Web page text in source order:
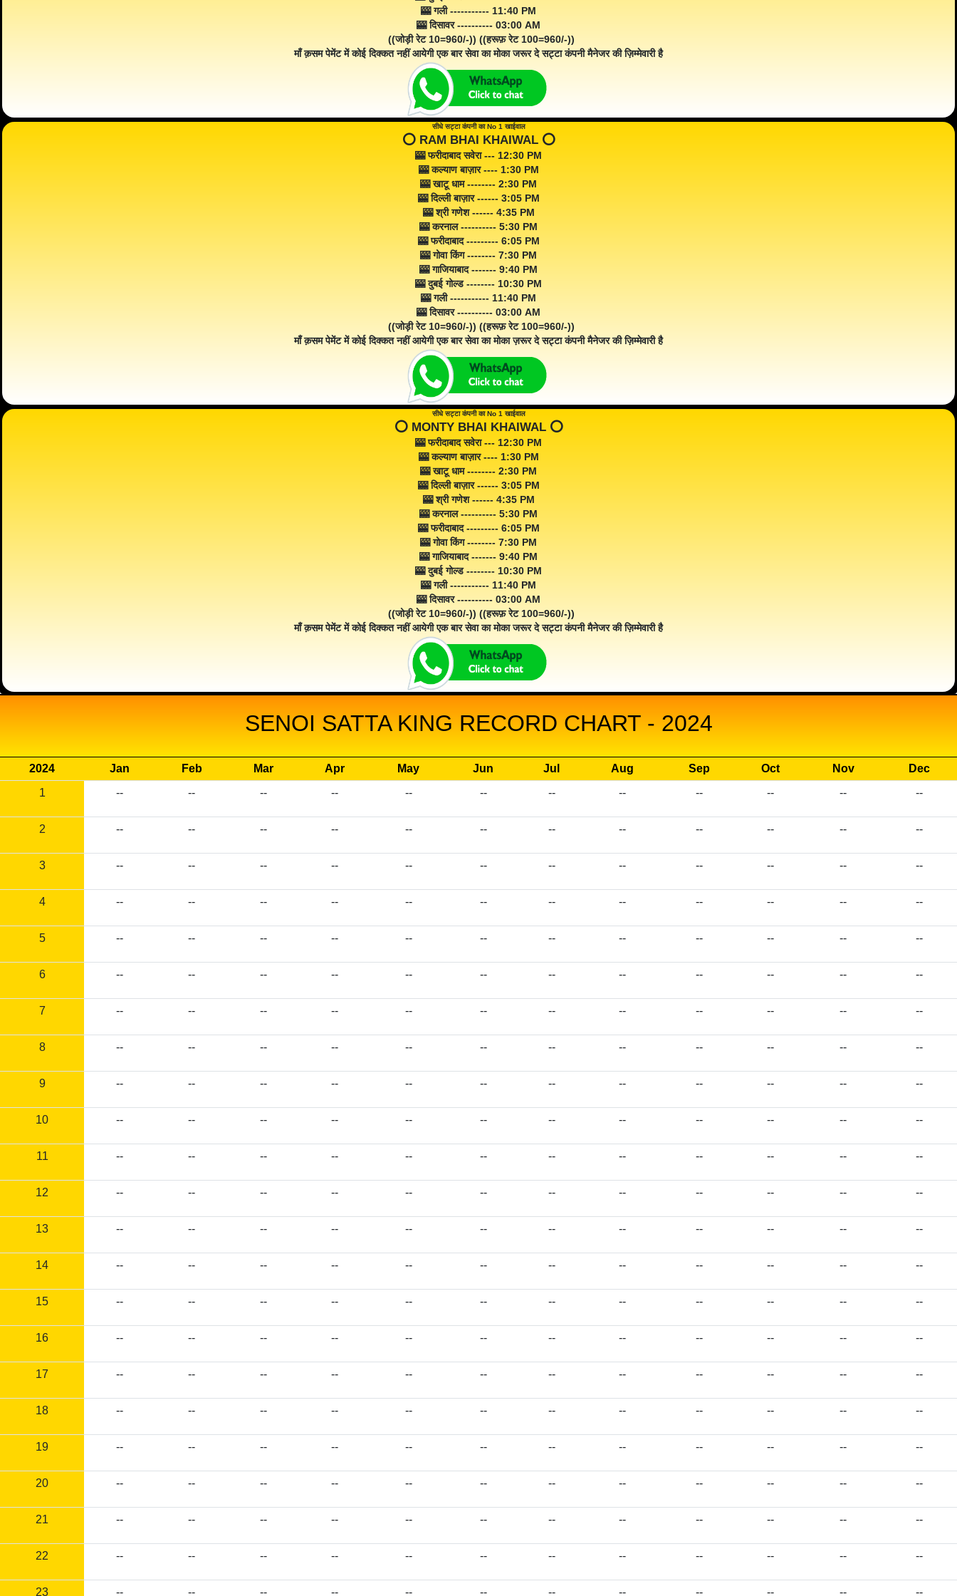
🎰 गली ----------- 11:40 PM
🎰 दिसावर ---------- 03:00 AM
((जोड़ी रेट 10=960/-)) ((हरूफ़ रेट 100=960/-))
माँ क़सम पेमेंट में कोई दिक्कत नहीं आयेगी एक बार सेवा का मोका जरूर दे सट्टा कंपनी मैनेजर की ज़िम्मेवारी है
सीधे सट्टा कंपनी का No 1 खाईवाल
⭕️ RAM BHAI KHAIWAL ⭕️
🎰 फरीदाबाद सवेरा --- 12:30 PM
🎰 कल्याण बाज़ार ---- 1:30 PM
🎰 खाटू धाम -------- 2:30 PM
🎰 दिल्ली बाज़ार ------ 3:05 PM
🎰 श्री गणेश ------ 4:35 PM
🎰 करनाल ---------- 5:30 PM
🎰 फरीदाबाद --------- 6:05 PM
🎰 गोवा किंग -------- 7:30 PM
🎰 गाजियाबाद ------- 9:40 PM
🎰 दुबई गोल्ड -------- 10:30 PM
🎰 गली ----------- 11:40 PM
🎰 दिसावर ---------- 03:00 AM
((जोड़ी रेट 10=960/-)) ((हरूफ़ रेट 100=960/-))
माँ क़सम पेमेंट में कोई दिक्कत नहीं आयेगी एक बार सेवा का मोका ज़रूर दे सट्टा कंपनी मैनेजर की ज़िम्मेवारी है
सीधे सट्टा कंपनी का No 1 खाईवाल
⭕️ MONTY BHAI KHAIWAL ⭕️
🎰 फरीदाबाद सवेरा --- 12:30 PM
🎰 कल्याण बाज़ार ---- 1:30 PM
🎰 खाटू धाम -------- 2:30 PM
🎰 दिल्ली बाज़ार ------ 3:05 PM
🎰 श्री गणेश ------ 4:35 PM
🎰 करनाल ---------- 5:30 PM
🎰 फरीदाबाद --------- 6:05 PM
🎰 गोवा किंग -------- 7:30 PM
🎰 गाजियाबाद ------- 9:40 PM
🎰 दुबई गोल्ड -------- 10:30 PM
🎰 गली ----------- 11:40 PM
🎰 दिसावर ---------- 03:00 AM
((जोड़ी रेट 10=960/-)) ((हरूफ़ रेट 100=960/-))
माँ क़सम पेमेंट में कोई दिक्कत नहीं आयेगी एक बार सेवा का मोका जरूर दे सट्टा कंपनी मैनेजर की ज़िम्मेवारी है
SENOI SATTA KING RECORD CHART - 2024
2024 Jan Feb Mar Apr May Jun Jul Aug Sep Oct Nov
Dec
1
-- -- -- -- -- -- -- -- -- -- -- --
2 -- -- -- -- -- -- -- -- -- -- -- --
3 -- -- -- -- -- -- -- -- -- -- -- --
4 -- -- -- -- -- -- -- -- -- -- -- --
5 -- -- -- -- -- -- -- -- -- -- -- --
6 -- -- -- -- -- -- -- -- -- -- -- --
7 -- -- -- -- -- -- -- -- -- -- -- --
8 -- -- -- -- -- -- -- -- -- -- -- --
9 -- -- -- -- -- -- -- -- -- -- -- --
10 -- -- -- -- -- -- -- -- -- -- -- --
11 -- -- -- -- -- -- -- -- -- -- -- --
12 -- -- -- -- -- -- -- -- -- -- -- --
13 -- -- -- -- -- -- -- -- -- -- -- --
14 -- -- -- -- -- -- -- -- -- -- -- --
15 -- -- -- -- -- -- -- -- -- -- -- --
16 -- -- -- -- -- -- -- -- -- -- -- --
17 -- -- -- -- -- -- -- -- -- -- -- --
18 -- -- -- -- -- -- -- -- -- -- -- --
19 -- -- -- -- -- -- -- -- -- -- -- --
20 -- -- -- -- -- -- -- -- -- -- -- --
21 -- -- -- -- -- -- -- -- -- -- -- --
22 -- -- -- -- -- -- -- -- -- -- -- --
23 -- -- -- -- -- -- -- -- -- -- -- --